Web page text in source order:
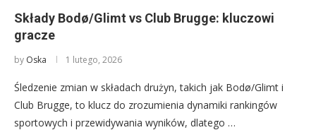
Składy Bodø/Glimt vs Club Brugge: kluczowi
gracze
by Oska 1 lutego, 2026
Śledzenie zmian w składach drużyn, takich jak Bodø/Glimt i
Club Brugge, to klucz do zrozumienia dynamiki rankingów
sportowych i przewidywania wyników, dlatego …